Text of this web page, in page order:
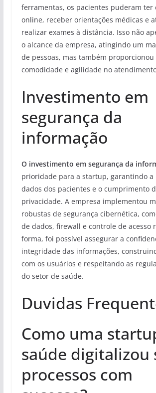
ferramentas, os pacientes puderam ter
online, receber orientações médicas e
realizar exames à distância. Isso não
o alcance da empresa, atingindo um
de pessoas, mas também proporcionou
comodidade e agilidade no
Investimento em
segurança da
informação
O investimento em segurança da
prioridade para a startup, garantindo a
dados dos pacientes e o cumprimento
privacidade. A empresa implementou
robustas de segurança cibernética,
de dados, firewall e controle de acesso
forma, foi possível assegurar a
integridade das informações,
com os usuários e respeitando as
do setor de saúde.
Duvidas
Como uma
saúde digitalizou
processos com